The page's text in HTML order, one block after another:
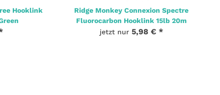
Hooklink
Ridge Monkey Connexion Spectre
Fluorocarbon Hooklink 15lb 20m
jetzt nur 5,98 € *